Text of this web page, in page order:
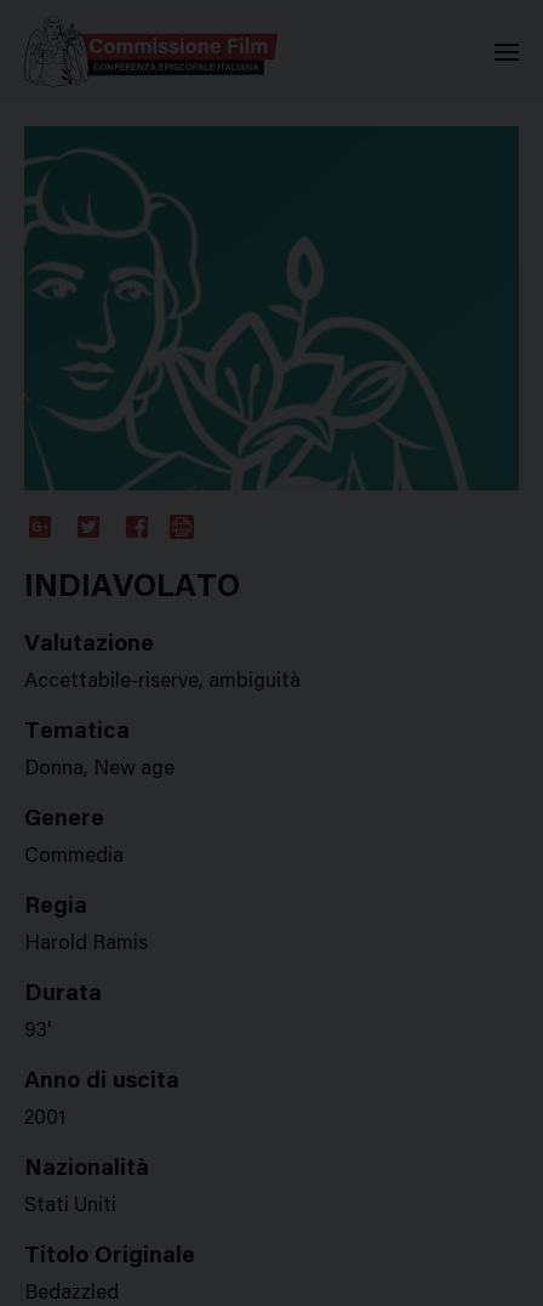
Plus
INDIAVOLATO
Valutazione
Accettabile-riserve, ambiguità
Tematica
Donna, New age
Genere
Commedia
Regia
Harold Ramis
Durata
93'
Anno di uscita
2001
Nazionalità
Stati Uniti
Titolo Originale
Bedazzled